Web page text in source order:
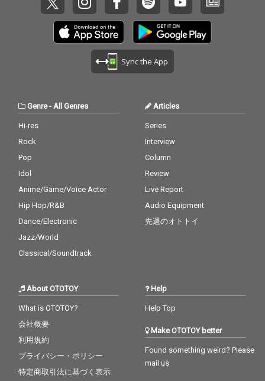
Sync the App
Genre-All Genres
Hi-res
Rock
Pop
Idol
Anime/Game/Voice Actor
Hip Hop/R&B
Dance/Electronic
Jazz/World
Classical/Soundtrack
Articles
Series
Interview
Column
Review
Live Report
Audio Equipment
先週のオトトイ
About OTOTOY
What is OTOTOY?
会社概要
利用規約
プライバシー・ポリシー
特定商取引法に基づく表示
Help
Help Top
Make OTOTOY better
Found something weird? Please
mail us